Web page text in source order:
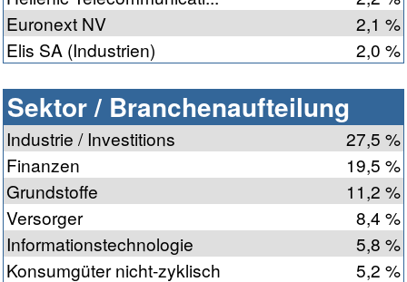
Euronext NV
2,1 %
Elis SA (Industrien)
2,0 %
Sektor / Branchenaufteilung
Industrie / Investitions
27,5 %
Finanzen
19,5 %
Grundstoffe
11,2 %
Versorger
8,4 %
Informationstechnologie
5,8 %
Konsumgüter nicht-zyklisch
5,2 %